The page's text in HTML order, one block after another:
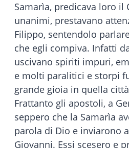
Samarìa, predicava loro il
unanimi, prestavano
Filippo, sentendolo
che egli compiva. Infatti
uscivano spiriti impuri,
e molti paralitici e storpi
grande gioia in quella
Frattanto gli apostoli, a
seppero che la Samarìa
parola di Dio e inviarono
Giovanni. Essi scesero e